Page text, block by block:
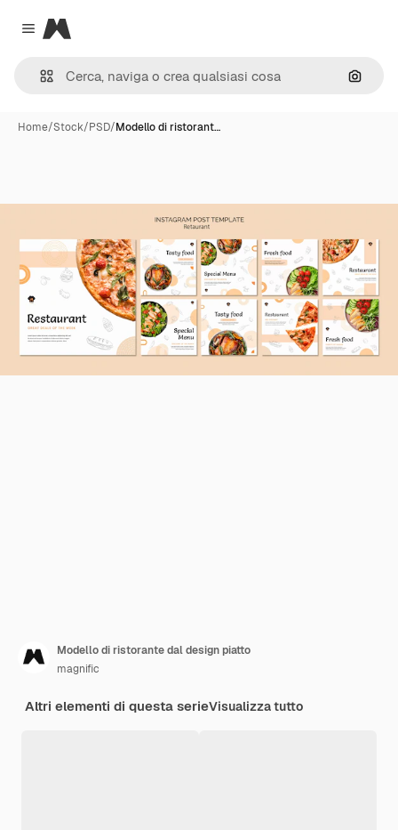
Close menu
Magnific
Cerca
Home/Stock/PSD/Modello di ristorant…
Modello di ristorante dal design piatto
magnific
Altri elementi di questa serieVisualizza tutto